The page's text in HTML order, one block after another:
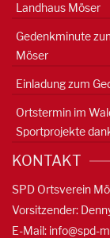
Landhaus Möser
Gedenkminute
Möser
Einladung zum
Ortstermin im
Sportprojekte
KONTAKT
SPD Ortsverein
Vorsitzender:
E-Mail: info@spd-